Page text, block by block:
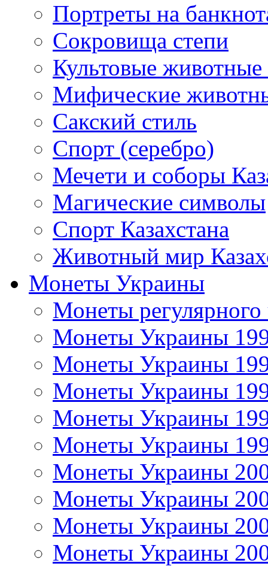
Портреты на
Сокровища степи
Культовые
Мифические
Сакский стиль
Спорт (серебро)
Мечети и соборы
Магические символы
Спорт Казахстана
Животный мир
Монеты Украины
Монеты регулярного
Монеты Украины
Монеты Украины
Монеты Украины
Монеты Украины
Монеты Украины
Монеты Украины
Монеты Украины
Монеты Украины
Монеты Украины